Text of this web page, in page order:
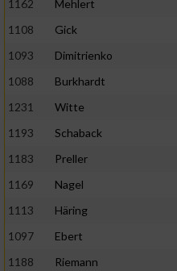
1162 Mehlert
1108
Gick
1093
Dimitrienko
1088
Burkhardt
1231
Witte
1193
Schaback
1183
Preller
1169
Nagel
1113
Häring
1097
Ebert
1188
Riemann